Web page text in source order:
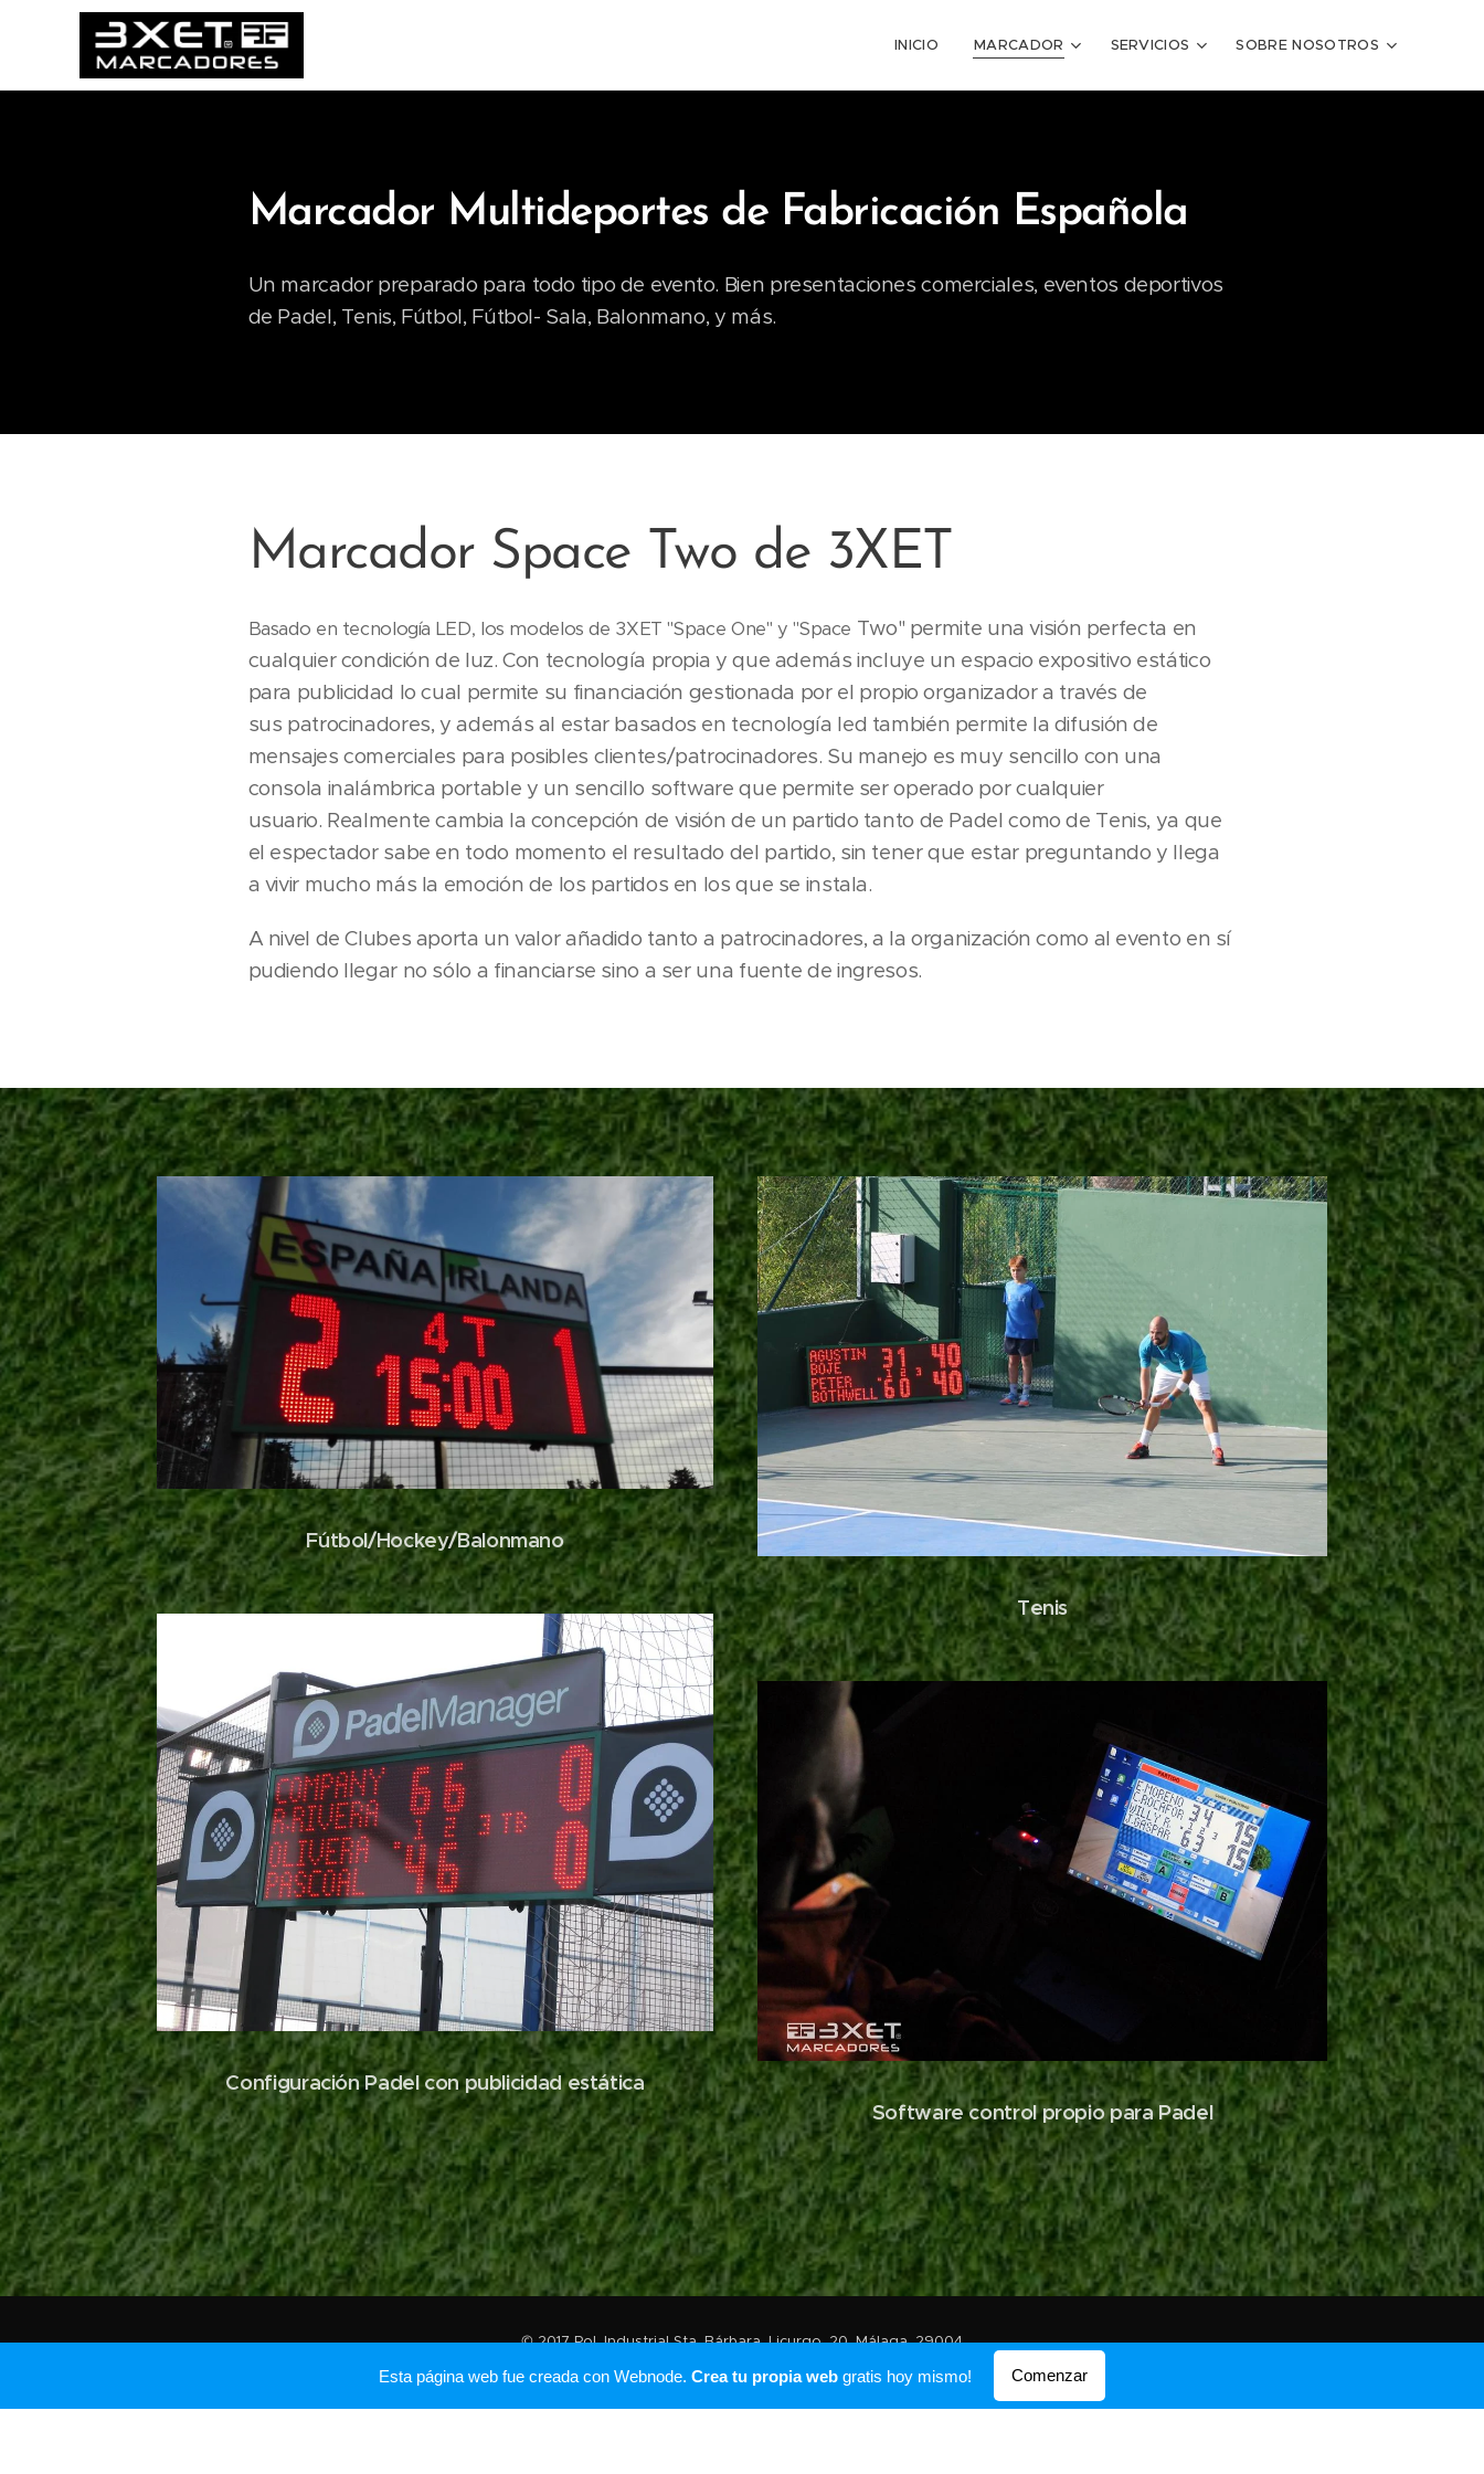
INICIO MARCADOR SERVICIOS SOBRE NOSOTROS
Marcador Multideportes de Fabricación Española
Un marcador preparado para todo tipo de evento. Bien presentaciones comerciales, eventos deportivos
de Padel, Tenis, Fútbol, Fútbol- Sala, Balonmano, y más.
Marcador Space Two de 3XET
Basado en tecnología LED, los modelos de 3XET "Space One" y "Space Two" permite una visión perfecta en
cualquier condición de luz. Con tecnología propia y que además incluye un espacio expositivo estático
para publicidad lo cual permite su financiación gestionada por el propio organizador a través de
sus patrocinadores, y además al estar basados en tecnología led también permite la difusión de
mensajes comerciales para posibles clientes/patrocinadores. Su manejo es muy sencillo con una
consola inalámbrica portable y un sencillo software que permite ser operado por cualquier
usuario. Realmente cambia la concepción de visión de un partido tanto de Padel como de Tenis, ya que
el espectador sabe en todo momento el resultado del partido, sin tener que estar preguntando y llega
a vivir mucho más la emoción de los partidos en los que se instala.
A nivel de Clubes aporta un valor añadido tanto a patrocinadores, a la organización como al evento en sí
pudiendo llegar no sólo a financiarse sino a ser una fuente de ingresos.
Fútbol/Hockey/Balonmano
Configuración Padel con publicidad estática
Tenis
Software control propio para Padel
© 2017 Pol. Industrial Sta. Bárbara. Licurgo, 20. Málaga, 29004
Esta página web fue creada con Webnode. Crea tu propia web gratis hoy mismo! Comenzar